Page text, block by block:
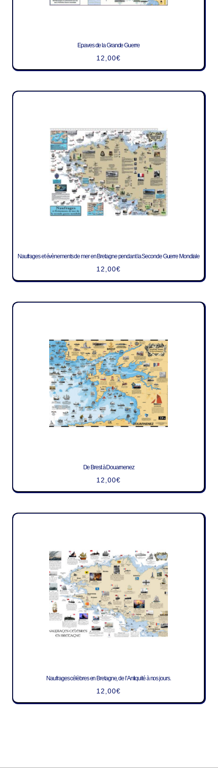
Epaves de la Grande Guerre
12,00€
Naufrages et évènements de mer en Bretagne pendant la Seconde Guerre Mondiale
12,00€
De Brest à Douarnenez
12,00€
Naufrages célèbres en Bretagne, de l’Antiquité à nos jours.
12,00€